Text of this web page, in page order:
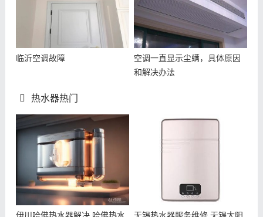
临沂空调故障
空调一直显示尘螨，具体原因
和解决办法
热水器热门